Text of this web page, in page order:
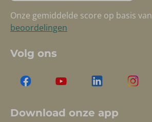
Onze gemiddelde score op basis van
beoordelingen
Volg ons
Download onze app